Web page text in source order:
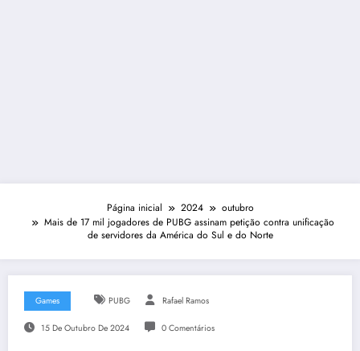
Página inicial 2024
outubro
Mais de 17 mil jogadores de PUBG assinam petição contra unificação
de servidores da América do Sul e do Norte
Games PUBG Rafael Ramos
15 De Outubro De 2024 0 Comentários